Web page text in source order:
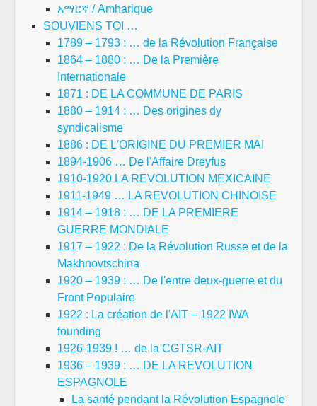
አማርኛ / Amharique
SOUVIENS TOI …
1789 – 1793 : … de la Révolution Française
1864 – 1880 : … De la Première
Internationale
1871 : DE LA COMMUNE DE PARIS
1880 – 1914 : … Des origines dy
syndicalisme
1886 : DE L'ORIGINE DU PREMIER MAI
1894-1906 … De l'Affaire Dreyfus
1910-1920 LA REVOLUTION MEXICAINE
1911-1949 … LA REVOLUTION CHINOISE
1914 – 1918 : … DE LA PREMIERE
GUERRE MONDIALE
1917 – 1922 : De la Révolution Russe et de la
Makhnovtschina
1920 – 1939 : … De l'entre deux-guerre et du
Front Populaire
1922 : La création de l'AIT – 1922 IWA
founding
1926-1939 ! … de la CGTSR-AIT
1936 – 1939 : … DE LA REVOLUTION
ESPAGNOLE
La santé pendant la Révolution Espagnole